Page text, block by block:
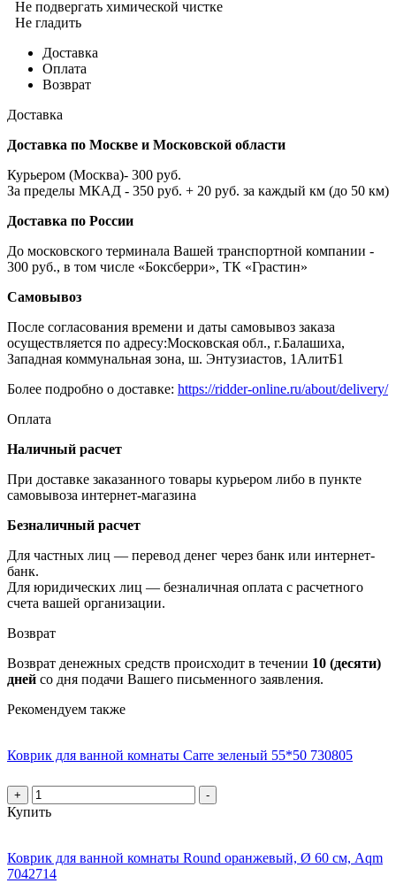
Не подвергать химической чистке
Не гладить
Доставка
Оплата
Возврат
Доставка
Доставка по Москве и Московской области
Курьером (Москва)- 300 руб.
За пределы МКАД - 350 руб. + 20 руб. за каждый км (до 50 км)
Доставка по России
До московского терминала Вашей транспортной компании -
300 руб., в том числе «Боксберри», ТК «Грастин»
Самовывоз
После согласования времени и даты самовывоз заказа
осуществляется по адресу:Московская обл., г.Балашиха,
Западная коммунальная зона, ш. Энтузиастов, 1АлитБ1
Более подробно о доставке: https://ridder-online.ru/about/delivery/
Оплата
Наличный расчет
При доставке заказанного товары курьером либо в пункте
самовывоза интернет-магазина
Безналичный расчет
Для частных лиц — перевод денег через банк или интернет-
банк.
Для юридических лиц — безналичная оплата с расчетного
счета вашей организации.
Возврат
Возврат денежных средств происходит в течении 10 (десяти)
дней со дня подачи Вашего письменного заявления.
Рекомендуем также
Коврик для ванной комнаты Carre зеленый 55*50 730805
+ -
Купить
Коврик для ванной комнаты Round оранжевый, Ø 60 см, Aqm
7042714